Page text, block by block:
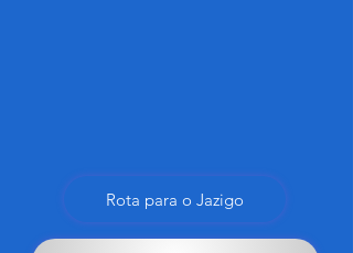
Rota para o Jazigo